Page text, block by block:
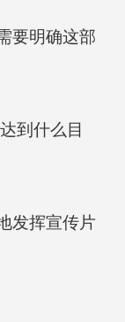
要明确这部
到什么目
发挥宣传片